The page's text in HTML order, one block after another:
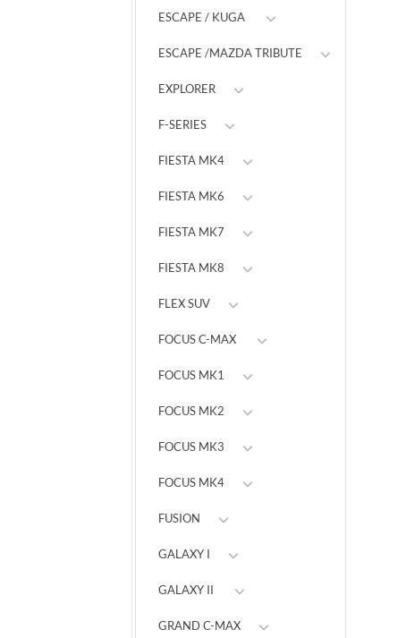
ESCAPE / KUGA
ESCAPE /MAZDA TRIBUTE
EXPLORER
F-SERIES
FIESTA MK4
FIESTA MK6
FIESTA MK7
FIESTA MK8
FLEX SUV
FOCUS C-MAX
FOCUS MK1
FOCUS MK2
FOCUS MK3
FOCUS MK4
FUSION
GALAXY I
GALAXY II
GRAND C-MAX